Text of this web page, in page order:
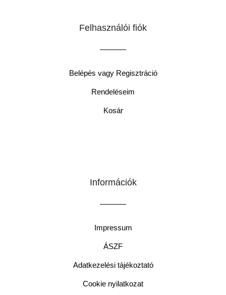
Felhasználói fiók
Belépés vagy Regisztráció
Rendeléseim
Kosár
Információk
Impressum
ÁSZF
Adatkezelési tájékoztató
Cookie nyilatkozat